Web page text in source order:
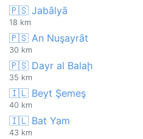
🇵🇸 Jabālyā
18 km
🇵🇸 An Nuşayrāt
30 km
🇵🇸 Dayr al Balaḩ
35 km
🇮🇱 Beyt Şemeş
40 km
🇮🇱 Bat Yam
43 km